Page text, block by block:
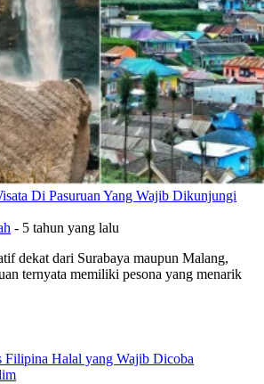
Di Pasuruan Yang Wajib Dikunjungi
- 5 tahun yang lalu
dekat dari Surabaya maupun Malang,
ternyata memiliki pesona yang menarik
Filipina Halal yang Wajib Dicoba